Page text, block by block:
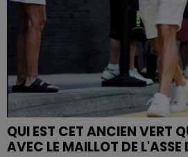
QUI EST CET ANCIEN VERT
AVEC LE MAILLOT DE L'ASSE